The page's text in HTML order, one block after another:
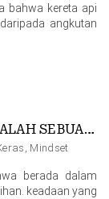
bahwa kereta api
angkutan
KEADAAN SERBA TERBATAS ITU ADALAH SEBUAH KELEBIHAN
, Mindset
berada dalam
keadaan yang